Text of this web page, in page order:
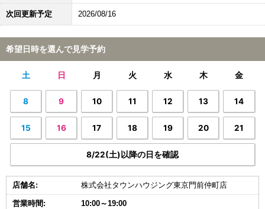
次回更新予定 2026/08/16
希望日時を選んで見学予約
土 日 月 火 水 木 金
8 9 10 11 12 13 14
15 16 17 18 19 20 21
8/22(土)以降の日を確認
店舗名: 株式会社タウンハウジング東京門前仲町店
営業時間: 10:00～19:00